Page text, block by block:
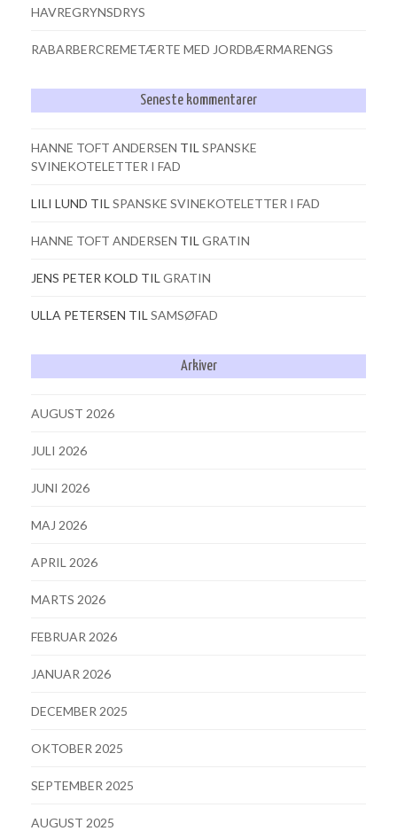
HAVREGRYNSDRYS
RABARBERCREMETÆRTE MED JORDBÆRMARENGS
Seneste kommentarer
HANNE TOFT ANDERSEN TIL SPANSKE
SVINEKOTELETTER I FAD
LILI LUND TIL SPANSKE SVINEKOTELETTER I FAD
HANNE TOFT ANDERSEN TIL GRATIN
JENS PETER KOLD TIL GRATIN
ULLA PETERSEN TIL SAMSØFAD
Arkiver
AUGUST 2026
JULI 2026
JUNI 2026
MAJ 2026
APRIL 2026
MARTS 2026
FEBRUAR 2026
JANUAR 2026
DECEMBER 2025
OKTOBER 2025
SEPTEMBER 2025
AUGUST 2025